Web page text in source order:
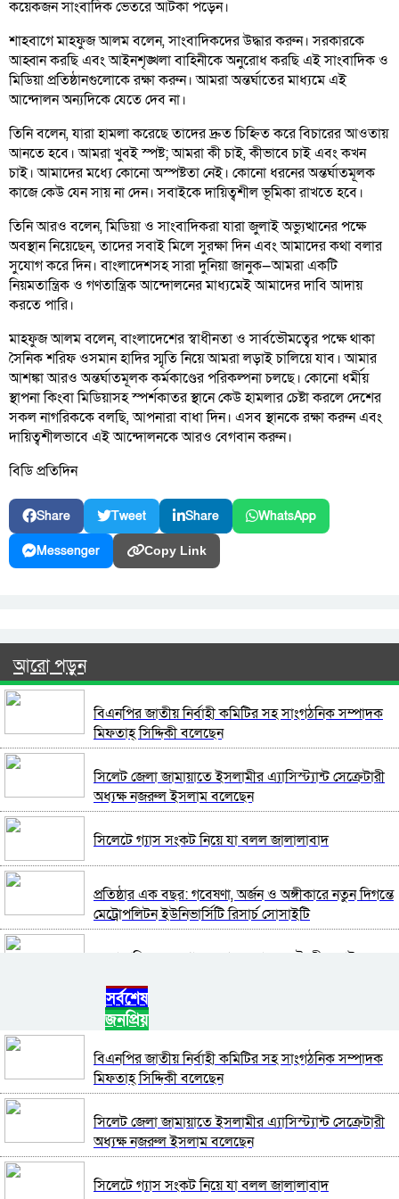
কয়েকজন সাংবাদিক ভেতরে আটকা পড়েন।
শাহবাগে মাহফুজ আলম বলেন, সাংবাদিকদের উদ্ধার করুন। সরকারকে
আহ্বান করছি এবং আইনশৃঙ্খলা বাহিনীকে অনুরোধ করছি এই সাংবাদিক ও
মিডিয়া প্রতিষ্ঠানগুলোকে রক্ষা করুন। আমরা অন্তর্ঘাতের মাধ্যমে এই
আন্দোলন অন্যদিকে যেতে দেব না।
তিনি বলেন, যারা হামলা করেছে তাদের দ্রুত চিহ্নিত করে বিচারের আওতায়
আনতে হবে। আমরা খুবই স্পষ্ট; আমরা কী চাই, কীভাবে চাই এবং কখন
চাই। আমাদের মধ্যে কোনো অস্পষ্টতা নেই। কোনো ধরনের অন্তর্ঘাতমূলক
কাজে কেউ যেন সায় না দেন। সবাইকে দায়িত্বশীল ভূমিকা রাখতে হবে।
তিনি আরও বলেন, মিডিয়া ও সাংবাদিকরা যারা জুলাই অভ্যুত্থানের পক্ষে
অবস্থান নিয়েছেন, তাদের সবাই মিলে সুরক্ষা দিন এবং আমাদের কথা বলার
সুযোগ করে দিন। বাংলাদেশসহ সারা দুনিয়া জানুক—আমরা একটি
নিয়মতান্ত্রিক ও গণতান্ত্রিক আন্দোলনের মাধ্যমেই আমাদের দাবি আদায়
করতে পারি।
মাহফুজ আলম বলেন, বাংলাদেশের স্বাধীনতা ও সার্বভৌমত্বের পক্ষে থাকা
সৈনিক শরিফ ওসমান হাদির স্মৃতি নিয়ে আমরা লড়াই চালিয়ে যাব। আমার
আশঙ্কা আরও অন্তর্ঘাতমূলক কর্মকাণ্ডের পরিকল্পনা চলছে। কোনো ধর্মীয়
স্থাপনা কিংবা মিডিয়াসহ স্পর্শকাতর স্থানে কেউ হামলার চেষ্টা করলে দেশের
সকল নাগরিককে বলছি, আপনারা বাধা দিন। এসব স্থানকে রক্ষা করুন এবং
দায়িত্বশীলভাবে এই আন্দোলনকে আরও বেগবান করুন।
বিডি প্রতিদিন
Share Tweet Share WhatsApp
Messenger Copy Link
আরো পড়ুন
বিএনপির জাতীয় নির্বাহী কমিটির সহ সাংগঠনিক সম্পাদক
মিফতাহ্ সিদ্দিকী বলেছেন
সিলেট জেলা জামায়াতে ইসলামীর এ্যাসিস্ট্যান্ট সেক্রেটারী
অধ্যক্ষ নজরুল ইসলাম বলেছেন
সিলেটে গ্যাস সংকট নিয়ে যা বলল জালালাবাদ
প্রতিষ্ঠার এক বছর: গবেষণা, অর্জন ও অঙ্গীকারে নতুন দিগন্তে
মেট্রোপলিটন ইউনিভার্সিটি রিসার্চ সোসাইটি
জেলা পরিষদের প্রশাসক আবুল কাহের চৌধুরী জুলাই
সিলেট মহানগর ছাত্রশিবিরের মিছিল সম্পন্ন
ধরিত্রী রক্ষায় আমরা’র উদ্যোগে সিলেটে বৃক্ষ রোপনের
কর্মসূচি পালন
সিলেটে সড়ক দু*র্ঘ*ট*নায় প্রাণ গেল যুবকের
নর্থ ইস্ট ইউনিভার্সিটিতে রচনা ও আবৃত্তি প্রতিযোগিতার
সর্বশেষ
জনপ্রিয়
বিএনপির জাতীয় নির্বাহী কমিটির সহ সাংগঠনিক সম্পাদক
মিফতাহ্ সিদ্দিকী বলেছেন
সিলেট জেলা জামায়াতে ইসলামীর এ্যাসিস্ট্যান্ট সেক্রেটারী
অধ্যক্ষ নজরুল ইসলাম বলেছেন
সিলেটে গ্যাস সংকট নিয়ে যা বলল জালালাবাদ